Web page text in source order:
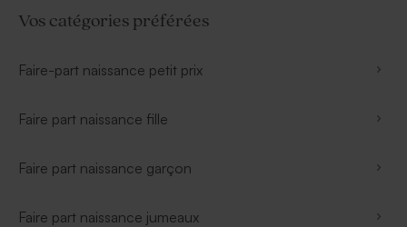
Vos catégories préférées
Faire-part naissance petit prix
Faire part naissance fille
Faire part naissance garçon
Faire part naissance jumeaux